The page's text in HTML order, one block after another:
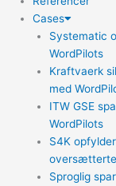
Cases
Systematic
WordPilots
Kraftvaerk
med
ITW GSE
WordPilots
S4K
Sproglig